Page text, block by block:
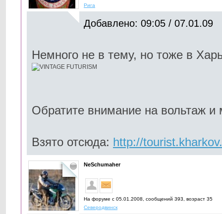
Рига
Добавлено: 09:05 / 07.01.09
Немного не в тему, но тоже в
Обратите внимание на вольтаж и
Взято отсюда: http://
NeSchumaher
На форуме с 05.01.2008, cообщений 393, возраст 35
Северодвинск